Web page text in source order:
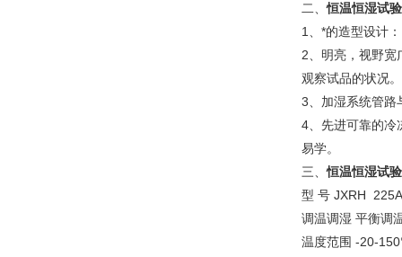
二、恒温恒湿试
1、*的造型设计
2、明亮，视野宽
观察试品的状况。
3、加湿系统管路
4、先进可靠的冷
易学。
三、恒温恒湿试
型 号 JXRH
调温调湿 平衡调
温度范围 -20-